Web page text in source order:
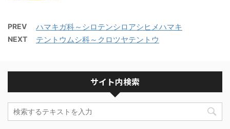
PREV ハマキガ科～シロテンシロアシヒメハマキ
NEXT テントウムシ科～クロツヤテントウ
サイト内検索